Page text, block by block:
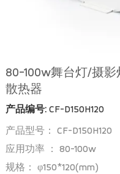
80-100w舞台灯/摄
散热器
产品编号:CF-D150H120
产品型号： CF-D150H120
应用功率 ： 80-100w
规格： φ150*120(mm)